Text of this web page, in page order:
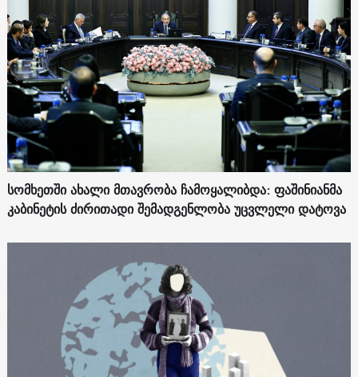
სომხეთში ახალი მთავრობა ჩამოყალიბდა: ფაშინიანმა
კაბინეტის ძირითადი შემადგენლობა უცვლელი დატოვა